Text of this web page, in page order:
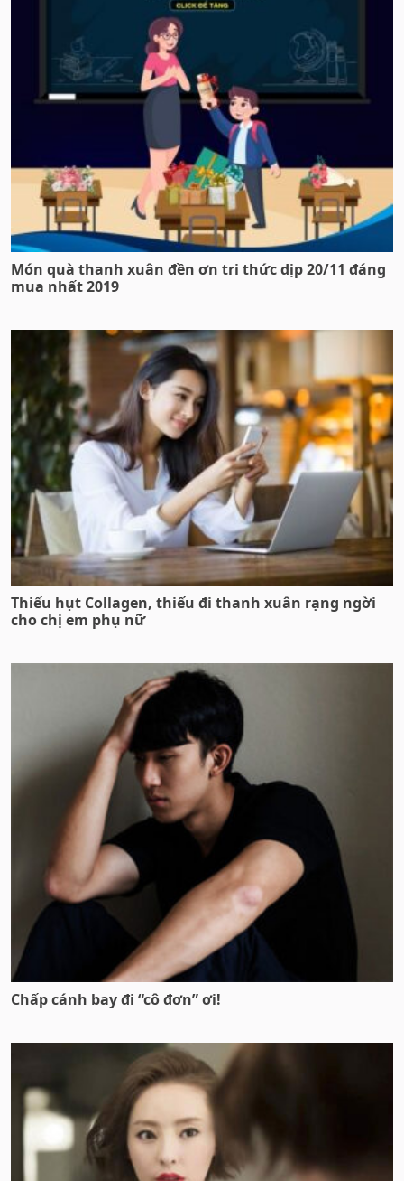
Món quà thanh xuân đền ơn tri thức dịp 20/11 đáng
mua nhất 2019
Thiếu hụt Collagen, thiếu đi thanh xuân rạng ngời
cho chị em phụ nữ
Chấp cánh bay đi “cô đơn” ơi!